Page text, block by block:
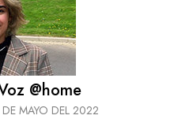
@home
MAYO DEL 2022